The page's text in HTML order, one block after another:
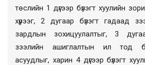
төслийн 1 дүгээр бүлэгт хуулийн
хүрээг, 2 дугаар бүлэгт гадаад
зардлын зохицуулалтыг, 3
зээлийн ашиглалтын ил тод
асуудлыг, харин 4 дүгээр бүлэгт